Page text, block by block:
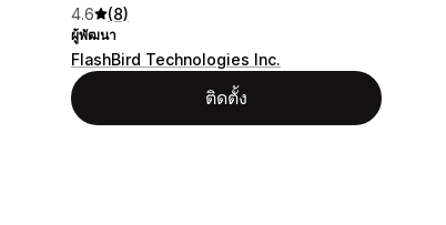
4.6 (8)
ผู้พัฒนา
FlashBird Technologies Inc.
ติดตั้ง